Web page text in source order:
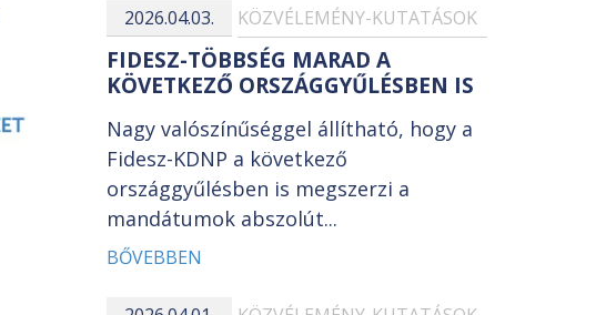
2026.04.03. KÖZVÉLEMÉNY-KUTATÁSOK
FIDESZ-TÖBBSÉG MARAD A
KÖVETKEZŐ ORSZÁGGYŰLÉSBEN IS
Nagy valószínűséggel állítható, hogy a
Fidesz-KDNP a következő
országgyűlésben is megszerzi a
mandátumok abszolút...
BŐVEBBEN